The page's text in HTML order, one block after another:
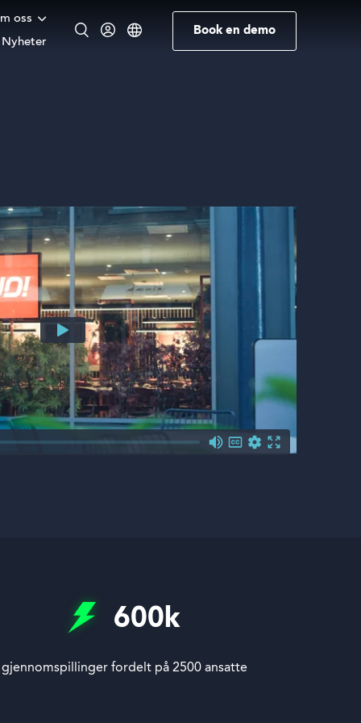
oss
Nyheter
Book en demo
600 k
gjennomspillinger fordelt på 2500 ansatte